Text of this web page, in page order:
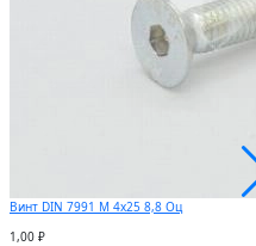
Винт DIN 7991 М 4х25 8,8 Оц
1,00 ₽